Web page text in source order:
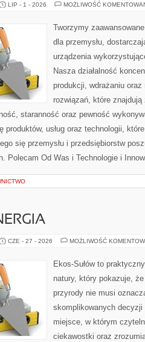
LIP - 1 - 2026 MOŻLIWOŚĆ
Tworzymy
dla przemysłu,
urządzenia
Nasza działalność
produkcji, wdrażaniu
rozwiązań, które
staranność oraz pewność
produktów, usług oraz technologii,
się przemysłu i przedsiębiorstw
Polecam Od Was i Technologie i
CZE - 27 - 2026 MOŻLIWOŚĆ
Ekos-Sułów to
natury, który pokazuje,
przyrody nie musi
skomplikowanych
miejsce, w którym
ciekawostki oraz